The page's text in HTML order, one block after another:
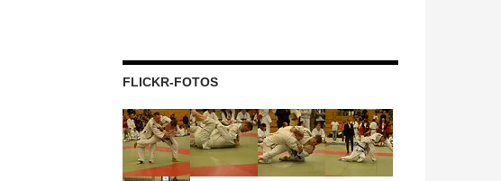
FLICKR-FOTOS